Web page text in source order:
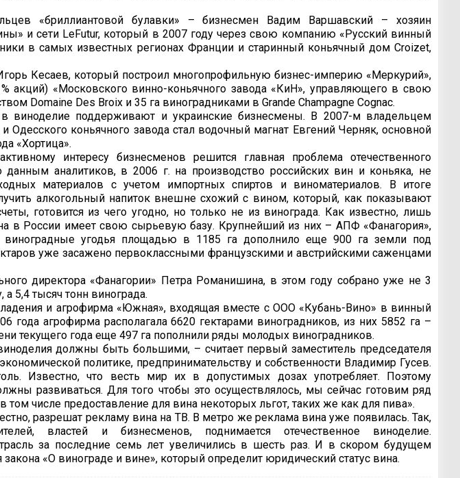
«бриллиантовой булавки» – бизнесмен Вадим Варшавский – хозяин
и сети LeFutur, который в 2007 году через свою компанию «Русский винный
в самых известных регионах Франции и старинный коньячный дом Croizet,
Кесаев, который построил многопрофильную бизнес-империю «Меркурий»,
акций) «Московского винно-коньячного завода «КиН», управляющего в свою
Domainе Des Broix и 35 га виноградниками в Grande Champagne Cognac.
виноделие поддерживают и украинские бизнесмены. В 2007-м владельцем
Одесского коньячного завода стал водочный магнат Евгений Черняк, основной
«Хортица».
интересу бизнесменов решится главная проблема отечественного
аналитиков, в 2006 г. на производство российских вин и коньяка, не
материалов с учетом импортных спиртов и виноматериалов. В итоге
алкогольный напиток внешне схожий с вином, который, как показывают
готовится из чего угодно, но только не из винограда. Как известно, лишь
в России имеет свою сырьевую базу. Крупнейший из них – АПФ «Фанагория»,
угодья площадью в 1185 га дополнило еще 900 га земли под
уже засажено первоклассными французскими и австрийскими саженцами
директора «Фанагории» Петра Романишина, в этом году собрано уже не 3
5,4 тысяч тонн винограда.
и агрофирма «Южная», входящая вместе с ООО «Кубань-Вино» в винный
года агрофирма располагала 6620 гектарами виноградников, из них 5852 га –
текущего года еще 497 га пополнили ряды молодых виноградников.
должны быть большими, – считает первый заместитель председателя
политике, предпринимательству и собственности Владимир Гусев.
Известно, что весть мир их в допустимых дозах употребляет. Поэтому
развиваться. Для того чтобы это осуществлялось, мы сейчас готовим ряд
числе предоставление для вина некоторых льгот, таких же как для пива».
разрешат рекламу вина на ТВ. В метро же реклама вина уже появилась. Так,
властей и бизнесменов, поднимается отечественное виноделие.
за последние семь лет увеличились в шесть раз. И в скором будущем
«О винограде и вине», который определит юридический статус вина.